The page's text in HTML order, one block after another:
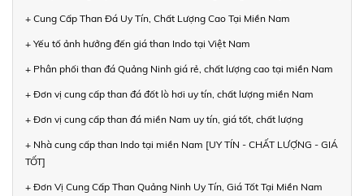
+ Cung Cấp Than Đá Uy Tín, Chất Lượng Cao Tại Miền Nam
+ Yếu tố ảnh hưởng đến giá than Indo tại Việt Nam
+ Phân phối than đá Quảng Ninh giá rẻ, chất lượng cao tại miền Nam
+ Đơn vị cung cấp than đá đốt lò hơi uy tín, chất lượng miền Nam
+ Đơn vị cung cấp than đá miền Nam uy tín, giá tốt, chất lượng
+ Nhà cung cấp than Indo tại miền Nam [UY TÍN - CHẤT LƯỢNG - GIÁ
TỐT]
+ Đơn Vị Cung Cấp Than Quảng Ninh Uy Tín, Giá Tốt Tại Miền Nam